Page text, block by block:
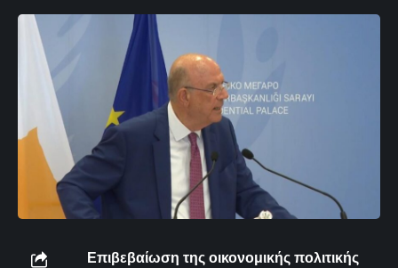
Επιβεβαίωση της οικονομικής πολιτικής